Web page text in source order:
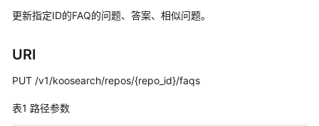
绍
户
南
更新指定ID的FAQ的问题、答案、相似问题。
URI
PUT /v1/koosearch/repos/{repo_id}/faqs
表1 路径参数